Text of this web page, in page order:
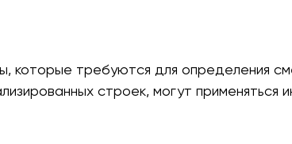
которые требуются для определения
строек, могут применяться